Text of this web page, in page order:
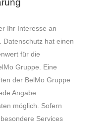
Ihr Interesse an
Datenschutz hat einen
für die
Gruppe. Eine
der BelMo Gruppe
Angabe
möglich. Sofern
Services